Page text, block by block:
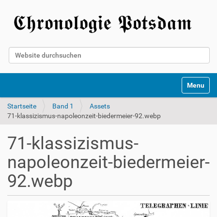
Website durchsuchen
Toggle
Startseite Band 1
Assets
71-klassizismus-napoleonzeit-biedermeier-92.webp
71-klassizismus-
napoleonzeit-biedermeier-
92.webp